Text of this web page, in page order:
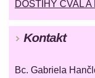
DOSTIHY CVAL
Kontakt
Bc. Gabriela